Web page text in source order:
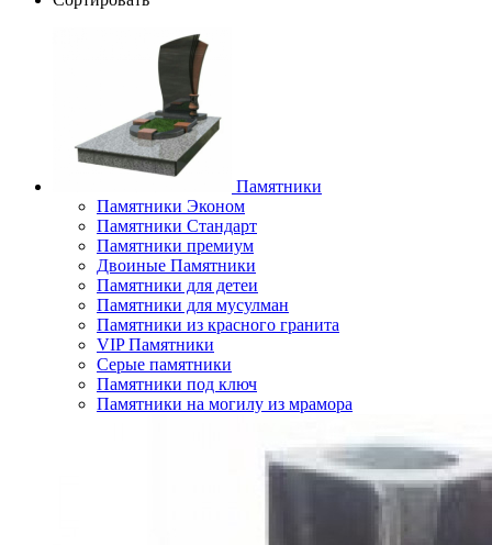
Памятники
Памятники Эконом
Памятники Стандарт
Памятники премиум
Двоиные Памятники
Памятники для детеи
Памятники для мусулман
Памятники из красного гранита
VIP Памятники
Серые памятники
Памятники под ключ
Памятники на могилу из мрамора